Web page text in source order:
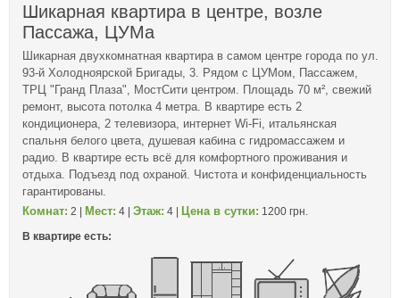
Шикарная квартира в центре, возле
Пассажа, ЦУМа
Шикарная двухкомнатная квартира в самом центре города по ул.
93-й Холодноярской Бригады, 3. Рядом с ЦУМом, Пассажем,
ТРЦ "Гранд Плаза", МостСити центром. Площадь 70 м², свежий
ремонт, высота потолка 4 метра. В квартире есть 2
кондиционера, 2 телевизора, интернет Wi-Fi, итальянская
спальня белого цвета, душевая кабина с гидромассажем и
радио. В квартире есть всё для комфортного проживания и
отдыха. Подъезд под охраной. Чистота и конфиденциальность
гарантированы.
Комнат: 2 | Мест: 4 | Этаж: 4 | Цена в сутки: 1200 грн.
В квартире есть: